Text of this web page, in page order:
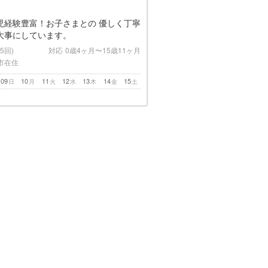
経験豊富！お子さまとの 優しく丁寧
にしています。
回) 対応 0歳4ヶ月〜15歳11ヶ月
在住
日
09 月
10 火
11 水
12 木
13 金
14 土
15